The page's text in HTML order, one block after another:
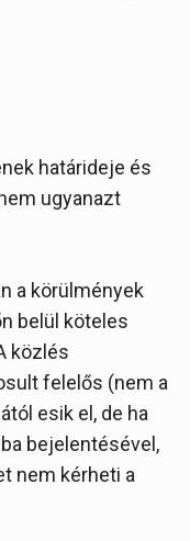
határideje és
ugyanazt
a körülmények
belül köteles
közlés
felelős (nem a
esik el, de ha
bejelentésével,
nem kérheti a